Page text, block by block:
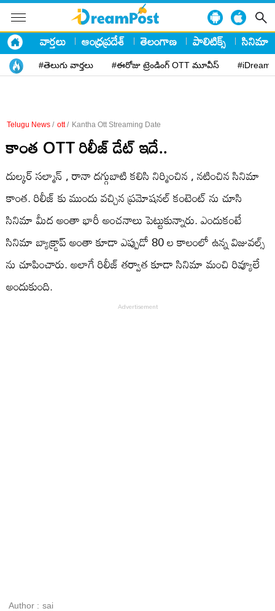
వార్తలు ఆంధ్రప్రదేశ్ తెలంగాణ పాలిటిక్స్ సినిమా
#తెలుగు వార్తలు #ఈరోజు ట్రెండింగ్ OTT మూవీస్
Telugu News / ott/ Kantha Ott Streaming Date
కాంత OTT రిలీజ్ డేట్ ఇదే..
దుల్కర్ సల్మాన్ , రానా దగ్గుబాటి కలిసి నిర్మించిన , నటించిన సినిమా
కాంత. రిలీజ్ కు ముందు వచ్చిన ప్రమోషనల్ కంటెంట్ ను చూసి
సినిమా మీద అంతా భారీ అంచనాలు పెట్టుకున్నారు. ఎందుకంటే
సినిమా బ్యాక్డ్రాప్ అంతా కూడా ఎప్పుడో 80 ల కాలంలో ఉన్న విజువల్స్
ను చూపించారు. అలాగే రిలీజ్ తర్వాత కూడా సినిమా మంచి రివ్యూలే
అందుకుంది.
Author : sai